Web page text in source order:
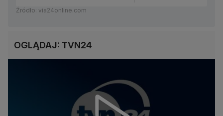
Źródło: via24online.com
OGLĄDAJ: TVN24